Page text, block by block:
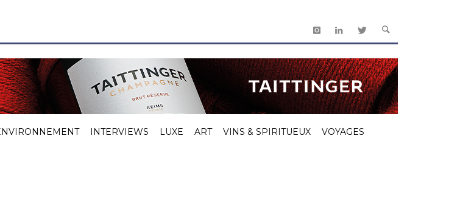
INTERVIEWS LUXE ART VINS & SPIRITUEUX VOYAGES